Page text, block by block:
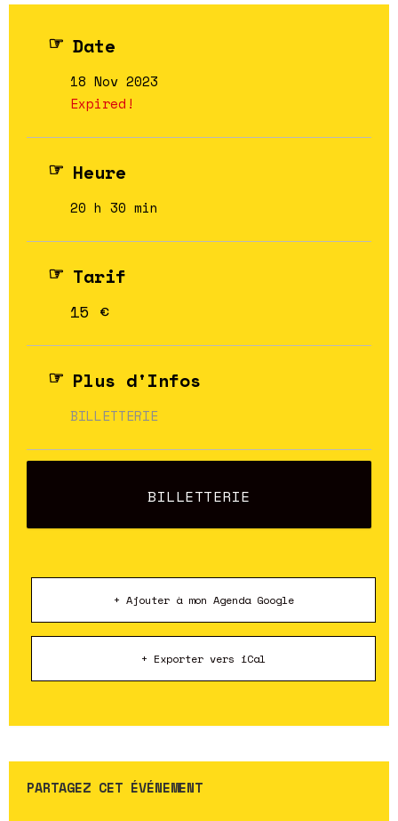
Date
18 Nov 2023
Expired!
Heure
20 h 30 min
Tarif
15 €
Plus d'Infos
BILLETTERIE
BILLETTERIE
+ Ajouter à mon Agenda Google
+ Exporter vers iCal
PARTAGEZ CET ÉVÉNEMENT